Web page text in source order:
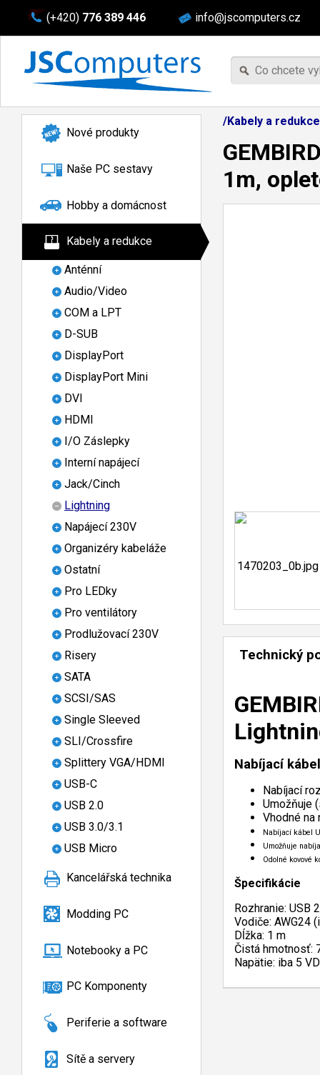
(+420) 776 389 446 info@jscomputers.cz
Nové produkty
Naše PC sestavy
Hobby a domácnost
Kabely a redukce
Anténní
Audio/Video
COM a LPT
D-SUB
DisplayPort
DisplayPort Mini
DVI
HDMI
I/O Záslepky
Interní napájecí
Jack/Cinch
Lightning
Napájecí 230V
Organizéry kabeláže
Ostatní
Pro LEDky
Pro ventilátory
Prodlužovací 230V
Risery
SATA
SCSI/SAS
Single Sleeved
SLI/Crossfire
Splittery VGA/HDMI
USB-C
USB 2.0
USB 3.0/3.1
USB Micro
Kancelářská technika
Modding PC
Notebooky a PC
PC Komponenty
Periferie a software
Sítě a servery
/Kabely a
1m,
Technický
Nabíjací
Nabíjací
Umožňuje
Vhodné na
Nabíjací kábel
Umožňuje
Odolné kovové
Špecifikácie
Rozhranie: USB
Vodiče: AWG24
Dĺžka: 1 m
Čistá hmotnosť:
Napätie: iba 5